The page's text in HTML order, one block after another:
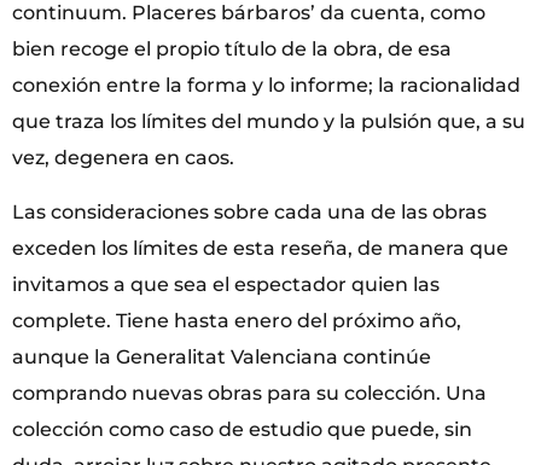
continuum. Placeres bárbaros’ da cuenta, como
bien recoge el propio título de la obra, de esa
conexión entre la forma y lo informe; la racionalidad
que traza los límites del mundo y la pulsión que, a su
vez, degenera en caos.
Las consideraciones sobre cada una de las obras
exceden los límites de esta reseña, de manera que
invitamos a que sea el espectador quien las
complete. Tiene hasta enero del próximo año,
aunque la Generalitat Valenciana continúe
comprando nuevas obras para su colección. Una
colección como caso de estudio que puede, sin